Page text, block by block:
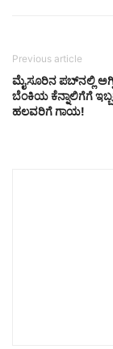
Previous article
ಮೈಸೂರಿನ ಪಬ್‌ನಲ್ಲಿ
ಬೆಂಕಿಯ ಕೆನ್ನಾಲಿಗೆಗೆ
ಹಲವರಿಗೆ ಗಾಯ!